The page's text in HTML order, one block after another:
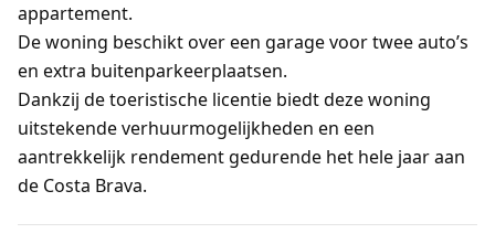
appartement.
De woning beschikt over een garage voor twee auto’s
en extra buitenparkeerplaatsen.
Dankzij de toeristische licentie biedt deze woning
uitstekende verhuurmogelijkheden en een
aantrekkelijk rendement gedurende het hele jaar aan
de Costa Brava.